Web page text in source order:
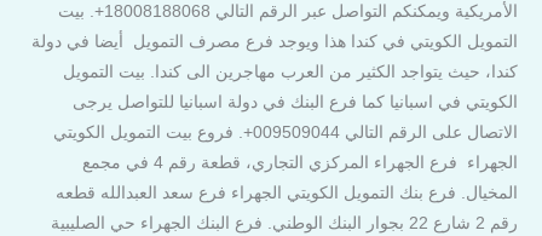
الأمريكية ويمكنكم التواصل عبر الرقم التالي 18008188068+. بيت
التمويل الكويتي في كندا هذا ويوجد فرع مصرف التمويل أيضا في دولة
كندا، حيث يتواجد الكثير من العرب مهاجرين الى كندا. بيت التمويل
الكويتي في اسبانيا كما فرع البنك في دولة اسبانيا للتواصل يرجى
الاتصال على الرقم التالي 009509044+. فروع بيت التمويل الكويتي
الجهراء فرع الجهراء المركزي التجاري، قطعة رقم 4 في مجمع
المخيال. فرع بنك التمويل الكويتي الجهراء فرع سعد العبدالله قطعه
رقم 2 شارع 22 بجوار البنك الوطني. فرع البنك الجهراء حي الصليبية